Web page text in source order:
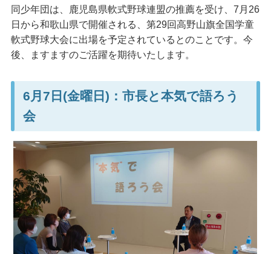
同少年団は、鹿児島県軟式野球連盟の推薦を受け、7月26
日から和歌山県で開催される、第29回高野山旗全国学童
軟式野球大会に出場を予定されているとのことです。今
後、ますますのご活躍を期待いたします。
6月7日(金曜日)：市長と本気で語ろう
会